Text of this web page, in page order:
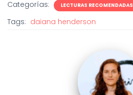
Categorías: LECTURAS RECOMENDADAS
Tags: daiana henderson